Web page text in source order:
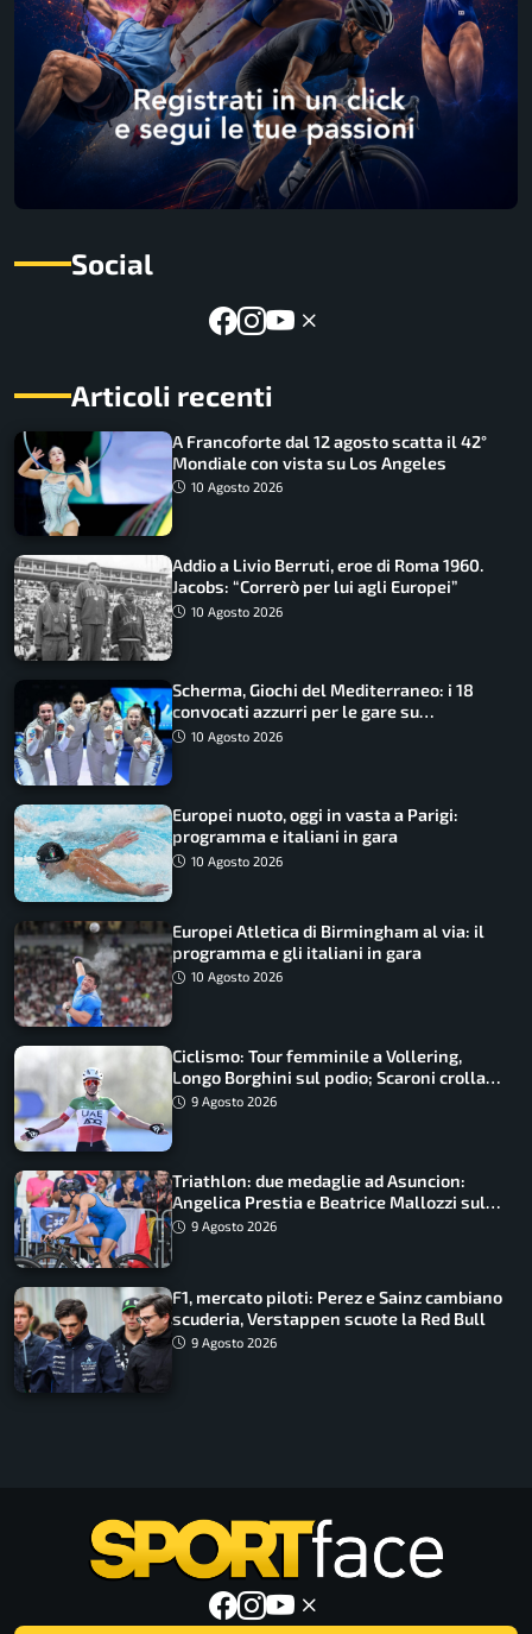
Social
Articoli recenti
A Francoforte dal 12 agosto scatta il 42°
Mondiale con vista su Los Angeles
10 Agosto 2026
Addio a Livio Berruti, eroe di Roma 1960.
Jacobs: “Correrò per lui agli Europei”
10 Agosto 2026
Scherma, Giochi del Mediterraneo: i 18
convocati azzurri per le gare su
SportFaceTV
10 Agosto 2026
Europei nuoto, oggi in vasta a Parigi:
programma e italiani in gara
10 Agosto 2026
Europei Atletica di Birmingham al via: il
programma e gli italiani in gara
10 Agosto 2026
Ciclismo: Tour femminile a Vollering,
Longo Borghini sul podio; Scaroni crolla
in Polonia
9 Agosto 2026
Triathlon: due medaglie ad Asuncion:
Angelica Prestia e Beatrice Mallozzi sul
podio
9 Agosto 2026
F1, mercato piloti: Perez e Sainz cambiano
scuderia, Verstappen scuote la Red Bull
9 Agosto 2026